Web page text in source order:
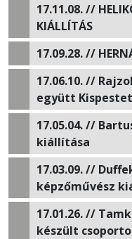
17.11.08. //
KIÁLLÍTÁS
17.09.28. //
17.06.10. //
együtt
17.05.04. //
kiállítása
17.03.09. //
képzőművész
17.01.26. //
készült